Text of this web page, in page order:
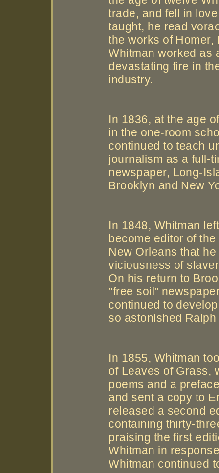
trade, and fell in
taught, he read
the works of Homer,
Whitman worked as
devastating fire in
industry.
In 1836, at the age
in the one-room
continued to teach
journalism as a full-
newspaper, Long-
Brooklyn and New
In 1848, Whitman
become editor of
New Orleans that
viciousness of
On his return to
"free soil"
continued to
so astonished
In 1855, Whitman
of Leaves of Grass,
poems and a
and sent a copy to
released a second
containing thirty-
praising the first
Whitman in
Whitman continued